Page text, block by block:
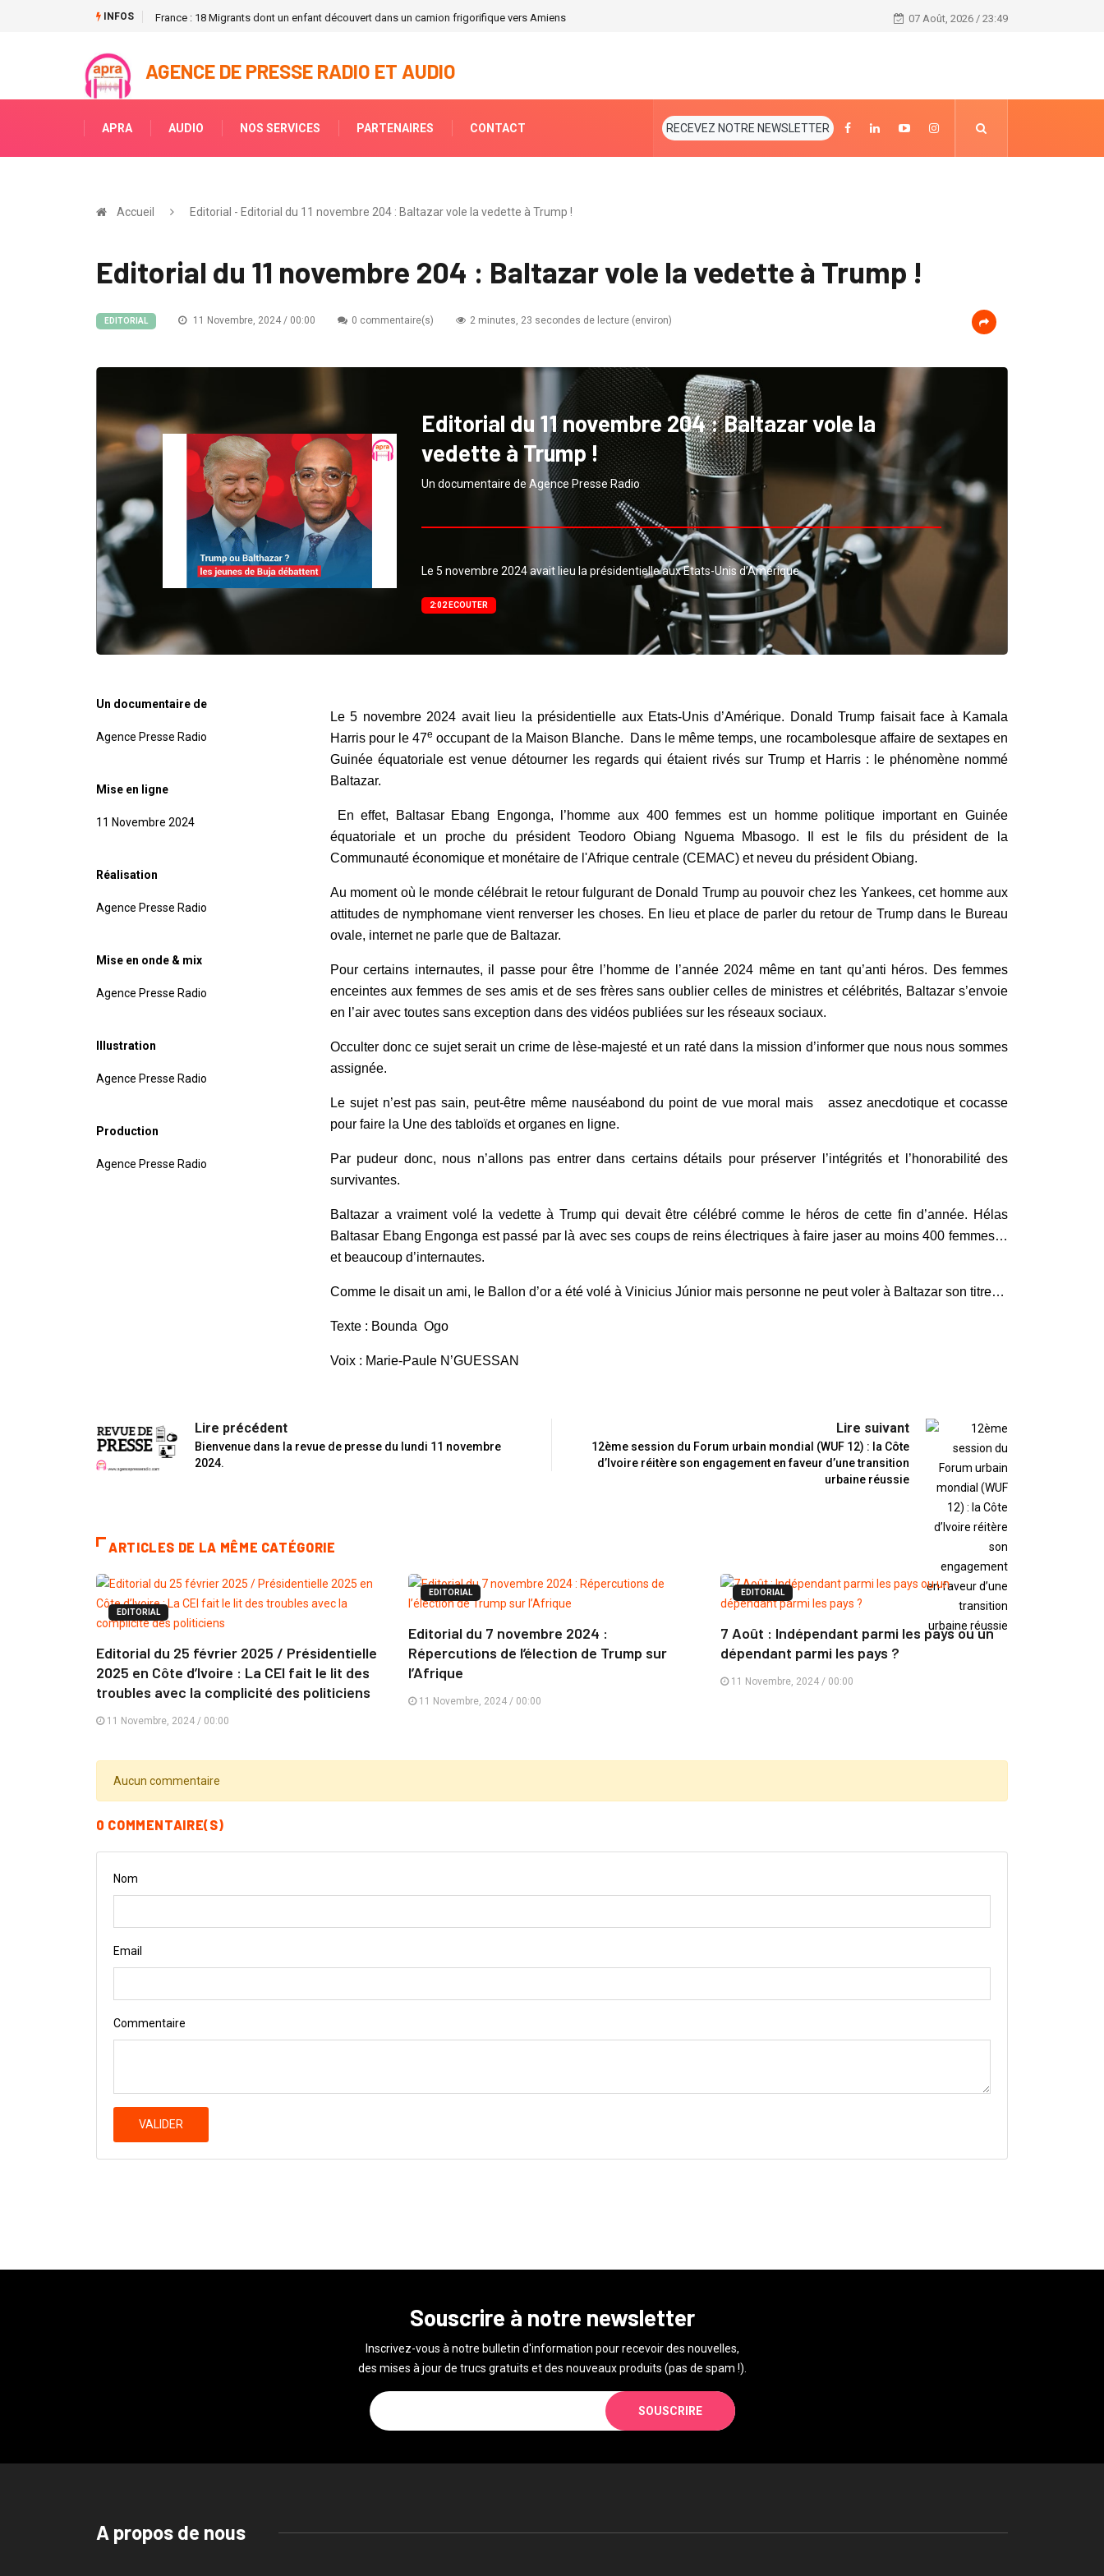
INFOS France : 18 Migrants dont un enfant découvert dans un camion frigorifique vers Amiens Vie de couple/Mariage polygamique en Côte
07 Août, 2026 / 23:49
AGENCE DE PRESSE RADIO ET AUDIO
APRA AUDIO NOS SERVICES PARTENAIRES CONTACT RECEVEZ NOTRE NEWSLETTER
Accueil Editorial - Editorial du 11 novembre 204 : Baltazar vole la vedette à Trump !
Editorial du 11 novembre 204 : Baltazar vole la vedette à Trump !
EDITORIAL 11 Novembre, 2024 / 00:00 0 commentaire(s) 2 minutes, 23 secondes de lecture (environ)
Editorial du 11 novembre 204 : Baltazar vole la
vedette à Trump !
Un documentaire de Agence Presse Radio
Le 5 novembre 2024 avait lieu la présidentielle aux Etats-Unis d’Amérique
2:02 ECOUTER
Un documentaire de
Agence Presse Radio
Mise en ligne
11 Novembre 2024
Réalisation
Agence Presse Radio
Mise en onde & mix
Agence Presse Radio
Illustration
Agence Presse Radio
Production
Agence Presse Radio
Le 5 novembre 2024 avait lieu la présidentielle aux Etats-Unis d’Amérique. Donald Trump faisait face à Kamala
Harris pour le 47e occupant de la Maison Blanche. Dans le même temps, une rocambolesque affaire de sextapes en
Guinée équatoriale est venue détourner les regards qui étaient rivés sur Trump et Harris : le phénomène nommé
Baltazar.
En effet, Baltasar Ebang Engonga, l’homme aux 400 femmes est un homme politique important en Guinée
équatoriale et un proche du président Teodoro Obiang Nguema Mbasogo. Il est le fils du président de la
Communauté économique et monétaire de l'Afrique centrale (CEMAC) et neveu du président Obiang.
Au moment où le monde célébrait le retour fulgurant de Donald Trump au pouvoir chez les Yankees, cet homme aux
attitudes de nymphomane vient renverser les choses. En lieu et place de parler du retour de Trump dans le Bureau
ovale, internet ne parle que de Baltazar.
Pour certains internautes, il passe pour être l’homme de l’année 2024 même en tant qu’anti héros. Des femmes
enceintes aux femmes de ses amis et de ses frères sans oublier celles de ministres et célébrités, Baltazar s’envoie
en l’air avec toutes sans exception dans des vidéos publiées sur les réseaux sociaux.
Occulter donc ce sujet serait un crime de lèse-majesté et un raté dans la mission d’informer que nous nous sommes
assignée.
Le sujet n’est pas sain, peut-être même nauséabond du point de vue moral mais assez anecdotique et cocasse
pour faire la Une des tabloïds et organes en ligne.
Par pudeur donc, nous n’allons pas entrer dans certains détails pour préserver l’intégrités et l’honorabilité des
survivantes.
Baltazar a vraiment volé la vedette à Trump qui devait être célébré comme le héros de cette fin d’année. Hélas
Baltasar Ebang Engonga est passé par là avec ses coups de reins électriques à faire jaser au moins 400 femmes…
et beaucoup d’internautes.
Comme le disait un ami, le Ballon d’or a été volé à Vinicius Júnior mais personne ne peut voler à Baltazar son titre…
Texte : Bounda Ogo
Voix : Marie-Paule N’GUESSAN
Lire précédent
Bienvenue dans la revue de presse du lundi 11 novembre
2024.
Lire suivant
12ème session du Forum urbain mondial (WUF 12) : la Côte
d’Ivoire réitère son engagement en faveur d’une transition
urbaine réussie
ARTICLES DE LA MÊME CATÉGORIE
EDITORIAL
Editorial du 25 février 2025 / Présidentielle
2025 en Côte d’Ivoire : La CEI fait le lit des
troubles avec la complicité des politiciens
11 Novembre, 2024 / 00:00
EDITORIAL
Editorial du 7 novembre 2024 :
Répercutions de l’élection de Trump sur
l’Afrique
11 Novembre, 2024 / 00:00
EDITORIAL
7 Août : Indépendant parmi les pays ou un
dépendant parmi les pays ?
11 Novembre, 2024 / 00:00
Aucun commentaire
0 COMMENTAIRE(S)
Nom
Email
Commentaire
VALIDER
Souscrire à notre newsletter
Inscrivez-vous à notre bulletin d'information pour recevoir des nouvelles,
des mises à jour de trucs gratuits et des nouveaux produits (pas de spam !).
SOUSCRIRE
A propos de nous